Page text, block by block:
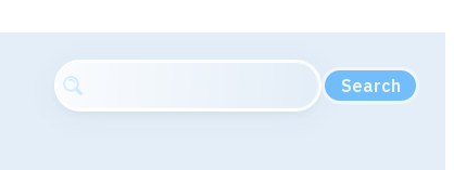
Search